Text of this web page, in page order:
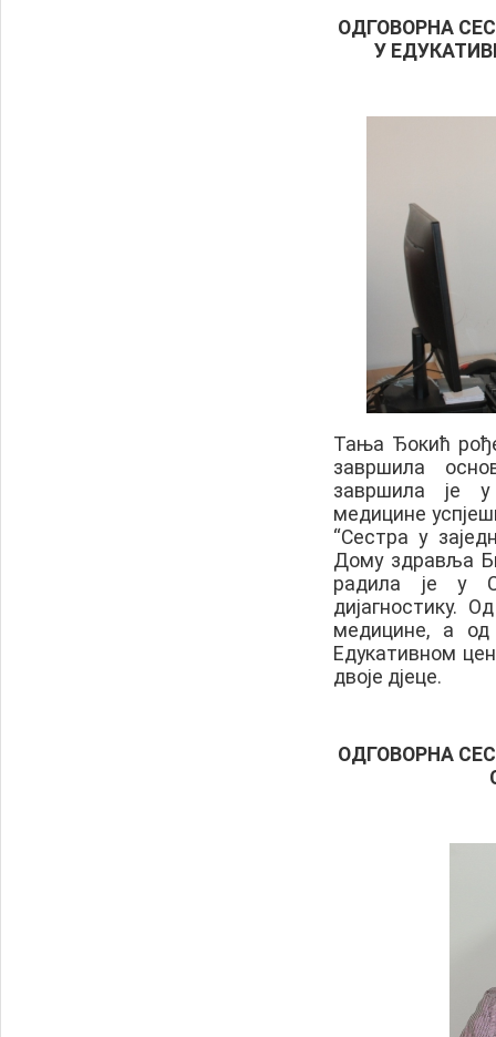
ОДГОВОРНА
У
Тања Ђокић
завршила
завршила је у
медицине
“Сестра у
Дому здравља
радила је у
дијагностику.
медицине, а
Едукативном
двоје дјеце.
ОДГОВОРНА